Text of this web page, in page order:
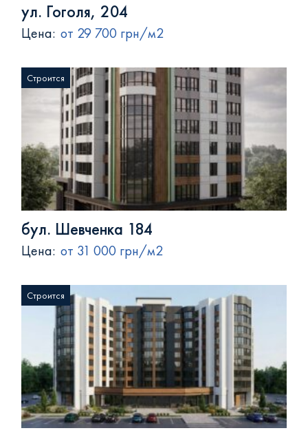
ул. Гоголя, 204
Цена: от 29 700 грн/м2
Строится
бул. Шевченка 184
Цена: от 31 000 грн/м2
Строится